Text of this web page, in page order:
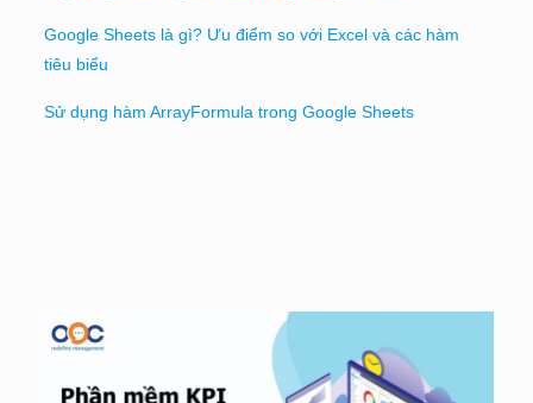
Google Sheets là gì? Ưu điểm so với Excel và các hàm
tiêu biểu
Sử dụng hàm ArrayFormula trong Google Sheets